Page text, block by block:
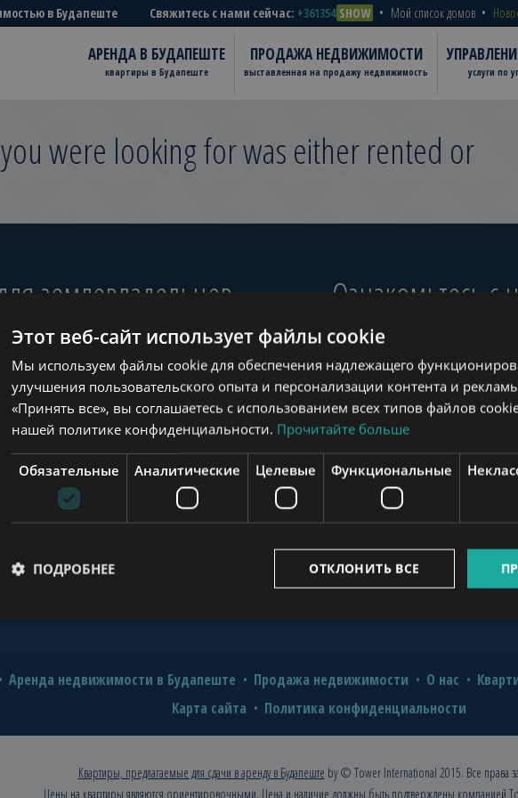
в Будапеште Свяжитесь с нами сейчас: +361354 SHOW Мой список домов
АРЕНДА В БУДАПЕШТЕ
квартиры в Будапеште
ПРОДАЖА НЕДВИЖИМОСТИ
выставленная на продажу недвижимость услуги по
were looking for was either rented or
землевладельцев
Cost?
at the End of August
Investor in 2026?
to Plan a Smarter Renovation for Value and Comfort
Does It Make Sense to Hire a Professional?
is a Smart Move in 2026: A Comprehensive Guide for
>
Ознакомьтесь
www.tower-investments.com
www.mybudapesthome.com
Аренда недвижимости в Будапеште Продажа недвижимости О нас
Карта сайта
Политика конфиденциальности
Квартиры, предлагаемые для сдачи в аренду в Будапеште by © Tower International 2015. Все права
Цены на квартиры являются ориентировочными. Цена и наличие должны быть подтверждены компанией
Этот веб-сайт использует файлы cookie
Мы используем файлы cookie для обеспечения надлежащего
улучшения пользовательского опыта и персонализации контента и
«Принять все», вы соглашаетесь с использованием всех типов файлов
нашей политике конфиденциальности. Прочитайте больше
Обязательные Аналитические Целевые Функциональные
ОТКЛОНИТЬ ВСЕ
ПОДРОБНЕЕ